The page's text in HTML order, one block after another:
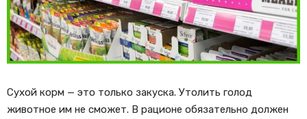
Сухой корм — это только закуска. Утолить голод
животное им не сможет. В рационе обязательно должен